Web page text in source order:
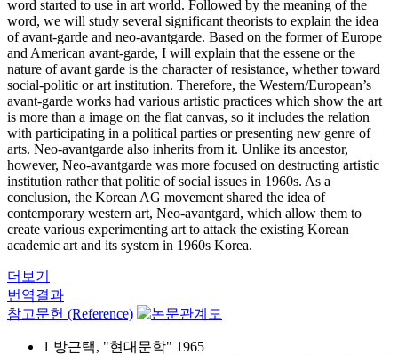
word started to use in art world. Followed by the meaning of the
word, we will study several significant theorists to explain the idea
of avant-garde and neo-avantgarde. Based on the former of Europe
and American avant-garde, I will explain that the essene or the
nature of avant garde is the character of resistance, whether toward
social-politic or art institution. Therefore, the Western/European’s
avant-garde works had various artistic practices which show the art
is more than a image on the flat canvas, so it includes the relation
with participating in a political parties or presenting new genre of
arts. Neo-avantgarde also inherits from it. Unlike its ancestor,
however, Neo-avantgarde was more focused on destructing artistic
institution rather that politic of social issues in 1960s. As a
conclusion, the Korean AG movement shared the idea of
contemporary western art, Neo-avantgard, which allow them to
create various experimenting art to attack the existing Korean
academic art and its system in 1960s Korea.
더보기
번역결과
참고문헌 (Reference)
1 방근택, "현대문학" 1965